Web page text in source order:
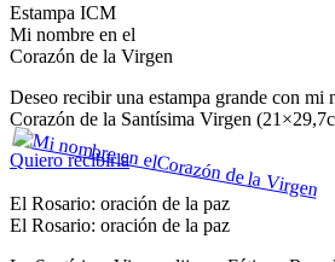
Estampa ICM
Mi nombre en el
Corazón de la Virgen
Deseo recibir una estampa grande con mi
Corazón de la Santísima Virgen
Quiero recibirla
El Rosario: oración de la paz
El Rosario: oración de la paz